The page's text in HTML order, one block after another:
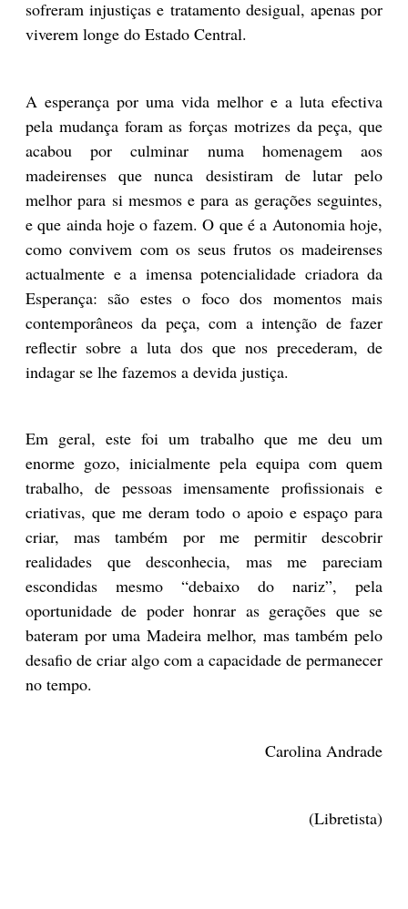
sofreram injustiças e tratamento desigual, apenas por
viverem longe do Estado Central.
A esperança por uma vida melhor e a luta efectiva
pela mudança foram as forças motrizes da peça, que
acabou por culminar numa homenagem aos
madeirenses que nunca desistiram de lutar pelo
melhor para si mesmos e para as gerações seguintes,
e que ainda hoje o fazem. O que é a Autonomia hoje,
como convivem com os seus frutos os madeirenses
actualmente e a imensa potencialidade criadora da
Esperança: são estes o foco dos momentos mais
contemporâneos da peça, com a intenção de fazer
reflectir sobre a luta dos que nos precederam, de
indagar se lhe fazemos a devida justiça.
Em geral, este foi um trabalho que me deu um
enorme gozo, inicialmente pela equipa com quem
trabalho, de pessoas imensamente profissionais e
criativas, que me deram todo o apoio e espaço para
criar, mas também por me permitir descobrir
realidades que desconhecia, mas me pareciam
escondidas mesmo “debaixo do nariz”, pela
oportunidade de poder honrar as gerações que se
bateram por uma Madeira melhor, mas também pelo
desafio de criar algo com a capacidade de permanecer
no tempo.
Carolina Andrade
(Libretista)